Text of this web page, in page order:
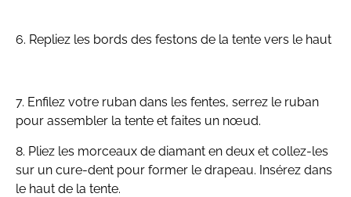
6. Repliez les bords des festons de la tente vers le haut
7. Enfilez votre ruban dans les fentes, serrez le ruban
pour assembler la tente et faites un nœud.
8. Pliez les morceaux de diamant en deux et collez-les
sur un cure-dent pour former le drapeau. Insérez dans
le haut de la tente.